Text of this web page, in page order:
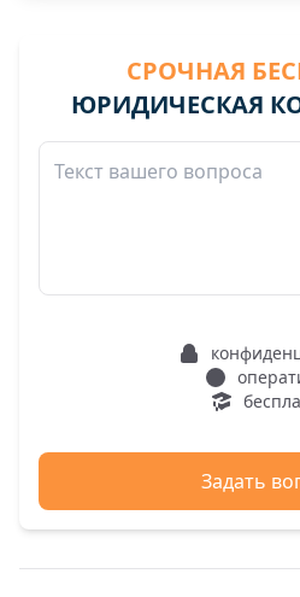
СРОЧНАЯ
ЮРИДИЧЕСКАЯ
Задать